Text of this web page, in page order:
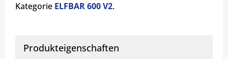
Kategorie ELFBAR 600 V2.
Produkteigenschaften